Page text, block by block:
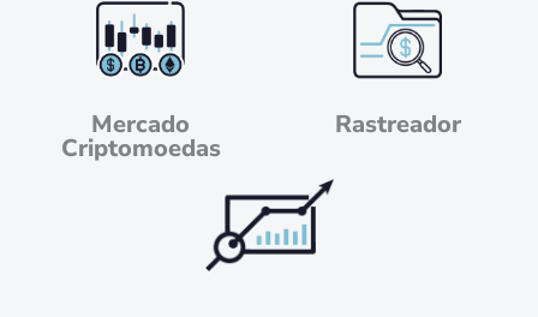
Mercado
Criptomoedas
Rastreador